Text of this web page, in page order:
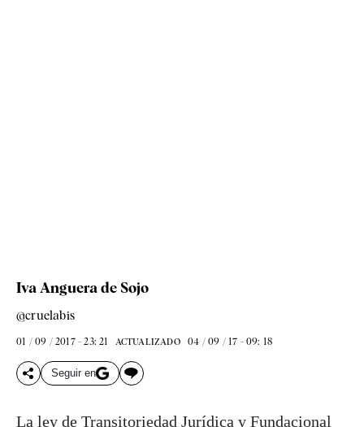
Iva Anguera de Sojo
@cruelabis
01 / 09 / 2017 - 23: 21 ACTUALIZADO 04 / 09 / 17 - 09: 18
Seguir en
La ley de Transitoriedad Jurídica y Fundacional